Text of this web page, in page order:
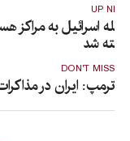
UP
اسرائیل به مراکز
شد
DON'T MISS
ترمپ: ایران در